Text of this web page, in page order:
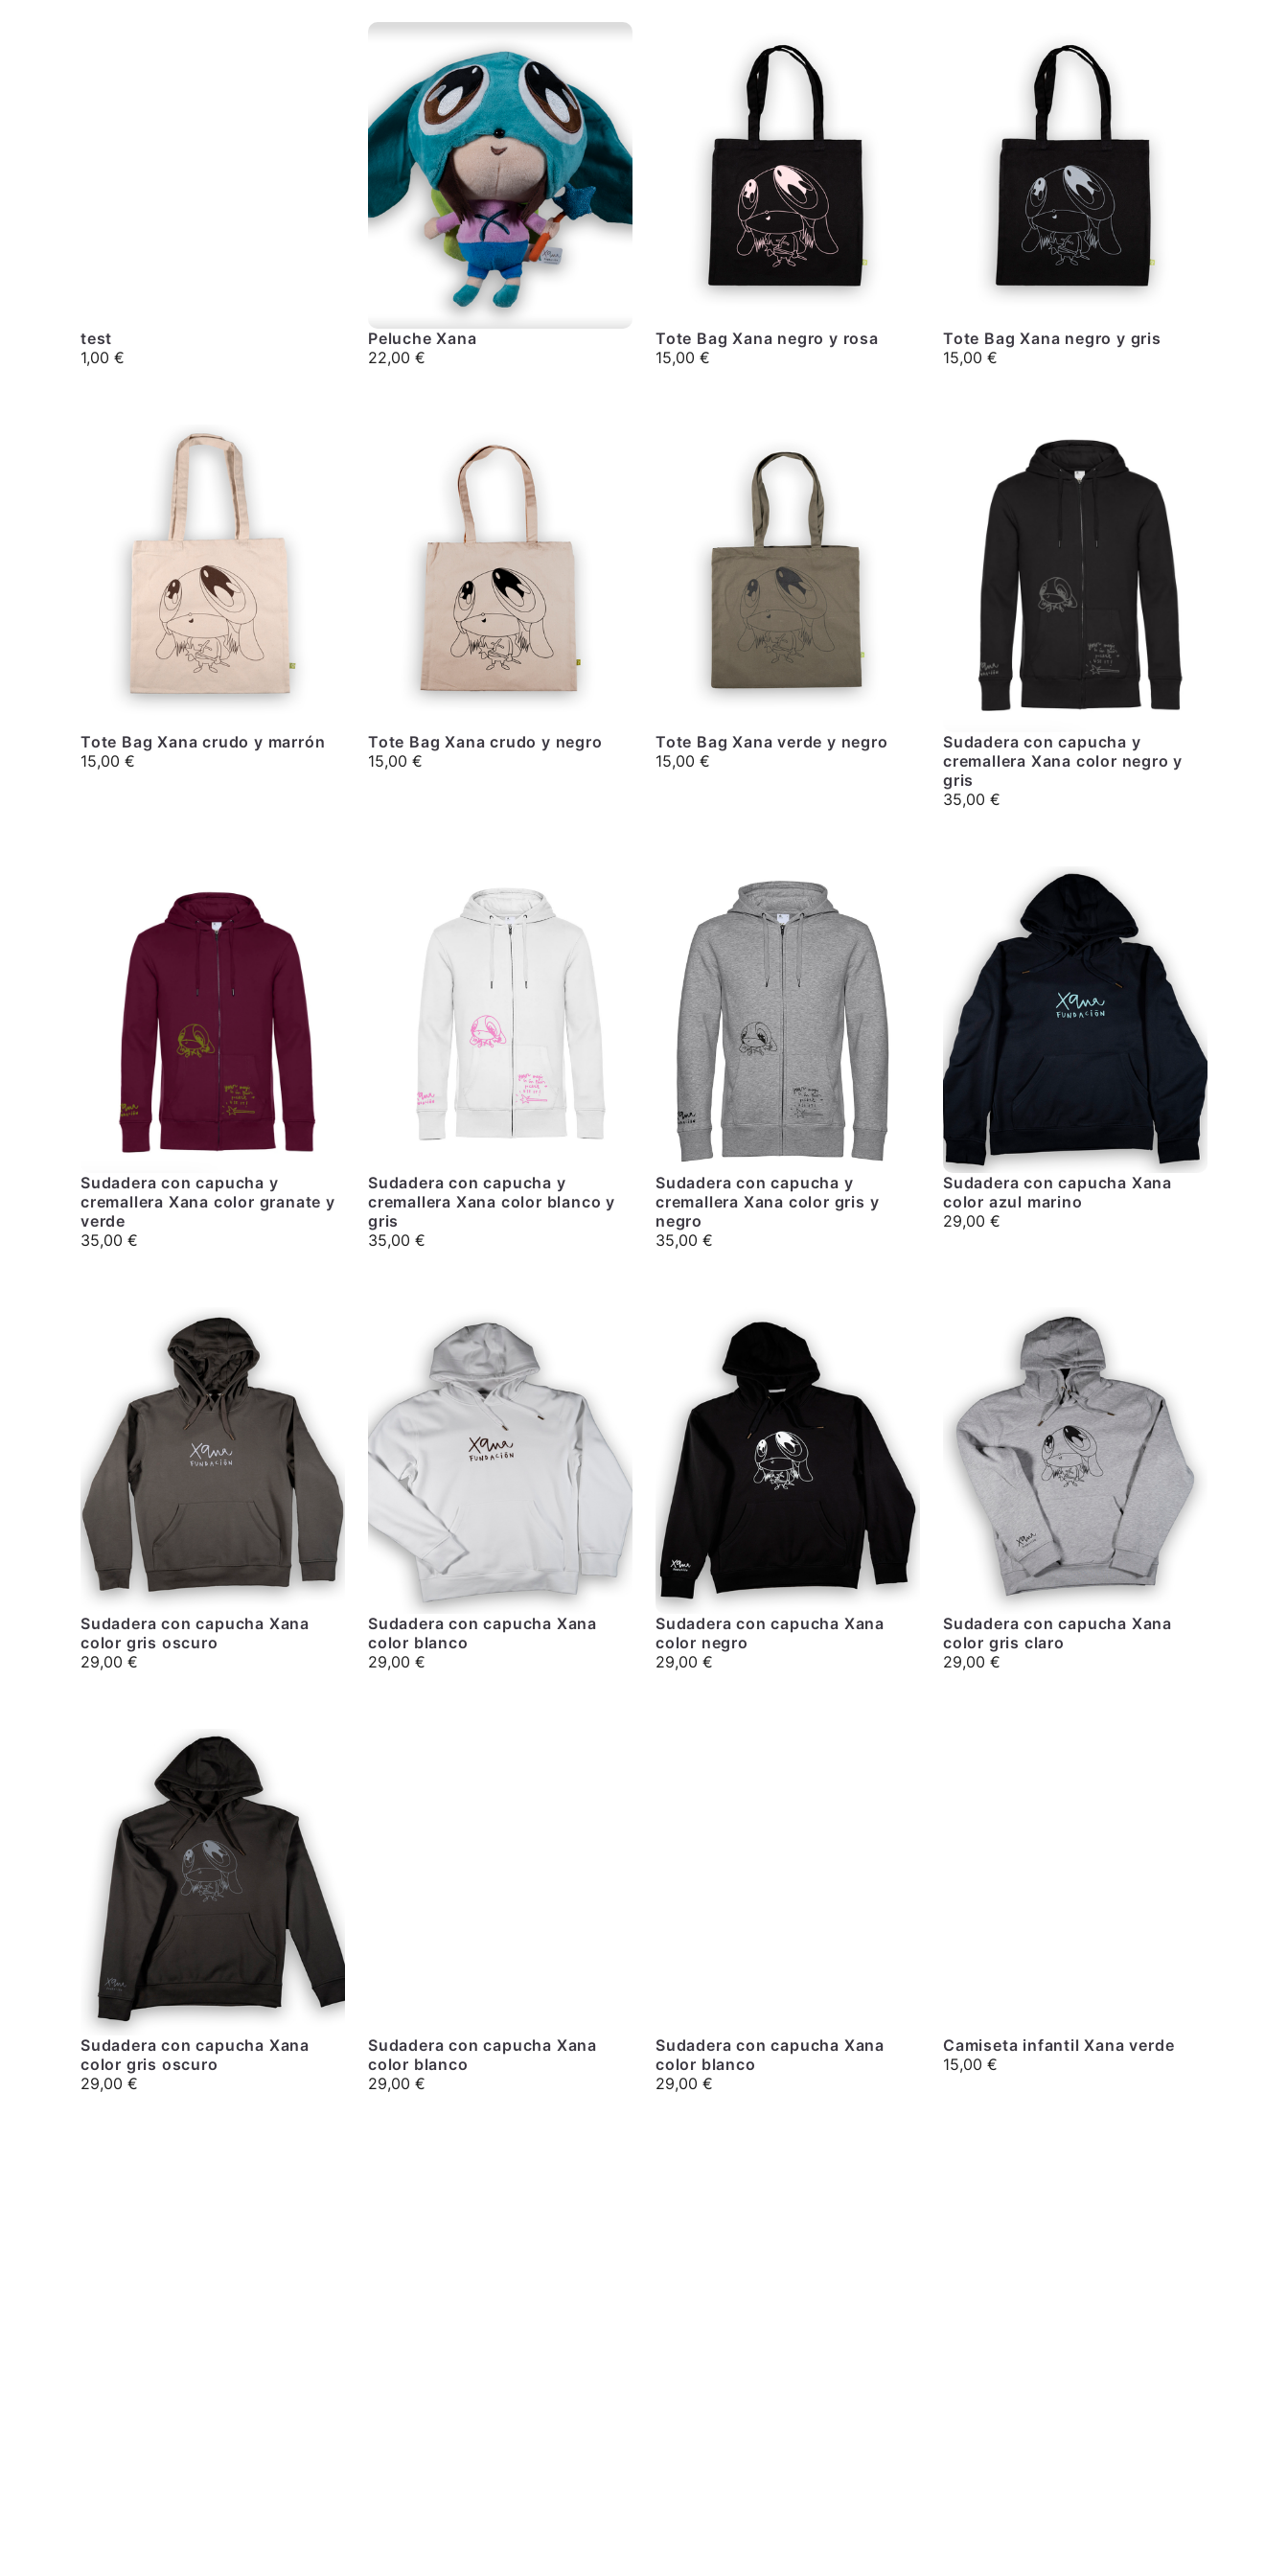
test
1,00 €
Peluche Xana
22,00 €
Tote Bag Xana negro y rosa
15,00 €
Tote Bag Xana negro y gris
15,00 €
Tote Bag Xana crudo y marrón
15,00 €
Tote Bag Xana crudo y negro
15,00 €
Tote Bag Xana verde y negro
15,00 €
Sudadera con capucha y
cremallera Xana color negro y
gris
35,00 €
Sudadera con capucha y
cremallera Xana color granate y
verde
35,00 €
Sudadera con capucha y
cremallera Xana color blanco y
gris
35,00 €
Sudadera con capucha y
cremallera Xana color gris y
negro
35,00 €
Sudadera con capucha Xana
color azul marino
29,00 €
Sudadera con capucha Xana
color gris oscuro
29,00 €
Sudadera con capucha Xana
color blanco
29,00 €
Sudadera con capucha Xana
color negro
29,00 €
Sudadera con capucha Xana
color gris claro
29,00 €
Sudadera con capucha Xana
color gris oscuro
29,00 €
Sudadera con capucha Xana
color blanco
29,00 €
Sudadera con capucha Xana
color blanco
29,00 €
Camiseta infantil Xana verde
15,00 €